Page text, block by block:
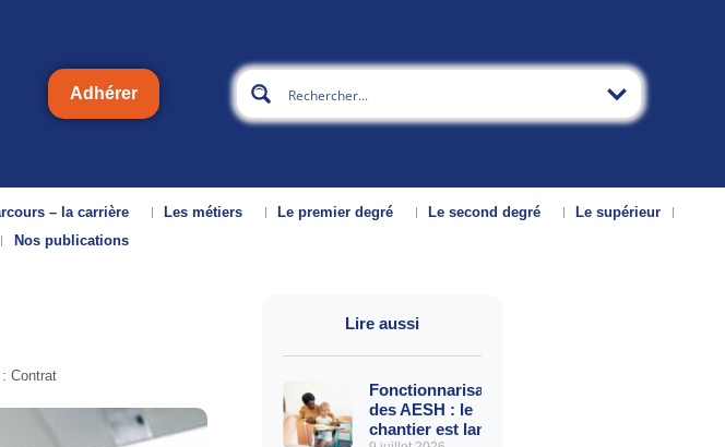
Adhérer
– la carrière Les métiers Le premier degré Le second degré
Le supérieur
Nos publications
Contrat
Lire aussi
Fonctionnarisation
des AESH : le
chantier est lancé